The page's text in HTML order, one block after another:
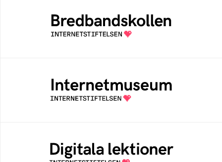
Bredbandskollen är ett oberoende
konsumentverktyg som drivs av
Internetstiftelsen
Ett digitalt museum som byggts, och kureras
av Internetstiftelsen
Öppen digital lärresurs med färdiga lektioner